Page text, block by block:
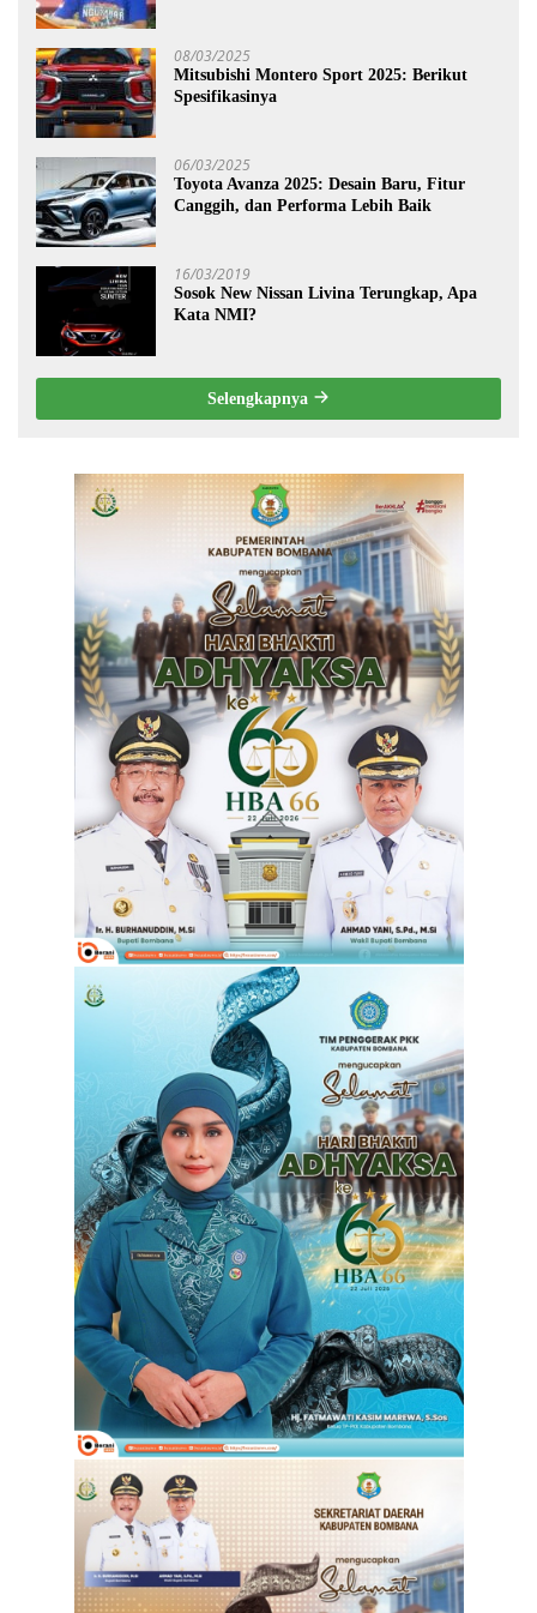
08/03/2025
Mitsubishi Montero Sport 2025: Berikut
Spesifikasinya
06/03/2025
Toyota Avanza 2025: Desain Baru, Fitur
Canggih, dan Performa Lebih Baik
16/03/2019
Sosok New Nissan Livina Terungkap, Apa
Kata NMI?
Selengkapnya